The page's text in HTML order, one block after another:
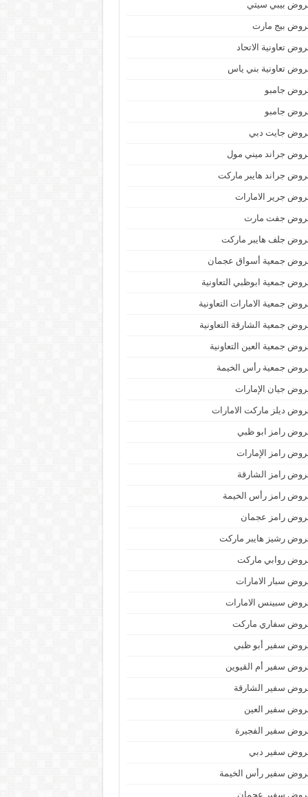
بيبي سيتي
بيج مارت
تعاونية الاتحاد
تعاونية بني ياس
جامبو
جامبو
جايت دبي
جراند ميني مول
جراند هايبر ماركت
جرير الامارات
جفت مارت
جلف هايبر ماركت
جمعية أسواق عجمان
جمعية ابوظبي التعاونية
جمعية الامارات التعاونية
جمعية الشارقة التعاونية
جمعية العين التعاونية
جمعية رأس الخيمة
جيان الإمارات
ديلز ماركت الامارات
رامز ابو ظبي
رامز الإمارات
رامز الشارقة
رامز رأس الخيمة
رامز عجمان
رشيز هايبر ماركت
روابي ماركت
سبار الامارات
سبينس الامارات
سفاري ماركت
سفير أبو ظبي
سفير أم القيوين
سفير الشارقة
سفير العين
سفير الفجيرة
سفير دبي
سفير رأس الخيمة
سفير عجمان